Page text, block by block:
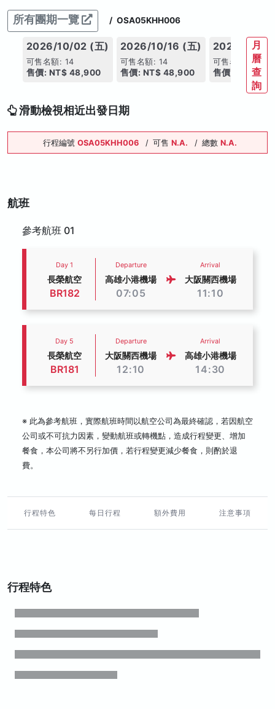
所有團期一覽 / OSA05KHH006
2026/10/02 (五)
可售名額: 14
售價: NT$ 48,900
2026/10/16 (五)
可售名額: 14
售價: NT$ 48,900
2026/10/18
可售名額: 14
售價: NT$
月
曆
查
詢
滑動檢視相近出發日期
行程編號 OSA05KHH006 / 可售 N.A. / 總數 N.A.
航班
參考航班 01
Day 1
長榮航空
BR182
Departure
高雄小港機場
07:05
Arrival
大阪關西機場
11:10
Day 5
長榮航空
BR181
Departure
大阪關西機場
12:10
Arrival
高雄小港機場
14:30
※ 此為參考航班，實際航班時間以航空公司為最終確認，若因航空
公司或不可抗力因素，變動航班或轉機點，造成行程變更、增加
餐食，本公司將不另行加價，若行程變更減少餐食，則酌於退
費。
行程特色 每日行程 額外費用 注意事項
行程特色